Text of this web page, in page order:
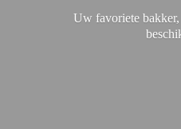
Uw favoriete